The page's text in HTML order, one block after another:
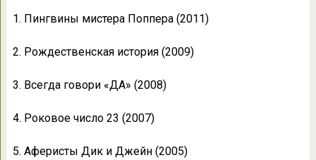
1. Пингвины мистера Поппера (2011)
2. Рождественская история (2009)
3. Всегда говори «ДА» (2008)
4. Роковое число 23 (2007)
5. Аферисты Дик и Джейн (2005)